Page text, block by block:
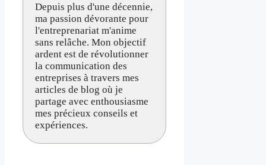
Depuis plus d'une décennie,
ma passion dévorante pour
l'entreprenariat m'anime
sans relâche. Mon objectif
ardent est de révolutionner
la communication des
entreprises à travers mes
articles de blog où je
partage avec enthousiasme
mes précieux conseils et
expériences.